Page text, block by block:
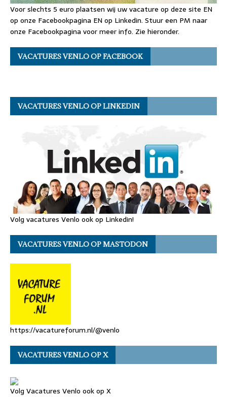
Voor slechts 5 euro plaatsen wij uw vacature op deze site EN
op onze Facebookpagina EN op Linkedin. Stuur een PM naar
onze Facebookpagina voor meer info. Zie hieronder.
VACATURES VENLO OP FACEBOOK
VACATURES VENLO OP LINKEDIN
Volg vacatures Venlo ook op Linkedin!
VACATURES VENLO OP MASTODON
https://vacatureforum.nl/@venlo
VACATURES VENLO OP X
Volg Vacatures Venlo ook op X